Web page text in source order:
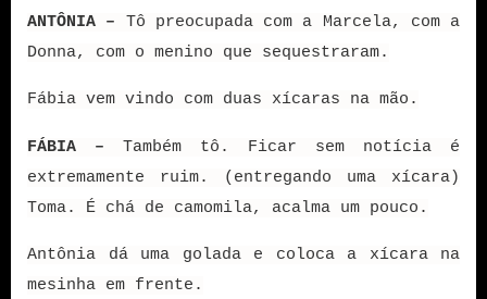
ANTÔNIA – Tô preocupada com a Marcela, com a
Donna, com o menino que sequestraram.
Fábia vem vindo com duas xícaras na mão.
FÁBIA – Também tô. Ficar sem notícia é
extremamente ruim. (entregando uma xícara)
Toma. É chá de camomila, acalma um pouco.
Antônia dá uma golada e coloca a xícara na
mesinha em frente.